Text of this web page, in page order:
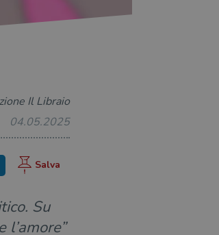
Il Libraio
04.05.2025
Su